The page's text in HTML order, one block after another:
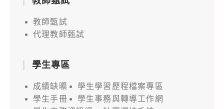
教師甄試
代理教師甄試
學生專區
成績缺曠
學生學習歷程檔案專區
學生手冊
學生事務與轉導工作網